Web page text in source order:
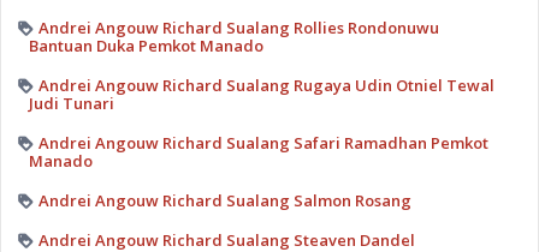
Andrei Angouw Richard Sualang Rollies Rondonuwu
Bantuan Duka Pemkot Manado
Andrei Angouw Richard Sualang Rugaya Udin Otniel Tewal
Judi Tunari
Andrei Angouw Richard Sualang Safari Ramadhan Pemkot
Manado
Andrei Angouw Richard Sualang Salmon Rosang
Andrei Angouw Richard Sualang Steaven Dandel